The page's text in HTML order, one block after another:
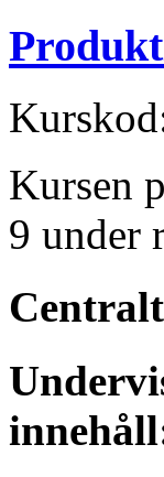
Kursen
9 under